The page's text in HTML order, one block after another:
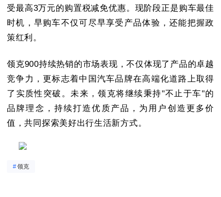
受最高3万元的购置税减免优惠。现阶段正是购车最佳
时机，早购车不仅可尽早享受产品体验，还能把握政
策红利。
领克900持续热销的市场表现，不仅体现了产品的卓越
竞争力，更标志着中国汽车品牌在高端化道路上取得
了实质性突破。未来，领克将继续秉持"不止于车"的
品牌理念，持续打造优质产品，为用户创造更多价
值，共同探索美好出行生活新方式。
#领克